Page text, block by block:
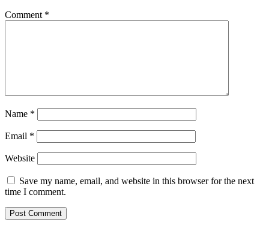
Comment *
Name *
Email *
Website
Save my name, email, and website in this browser for the next
time I comment.